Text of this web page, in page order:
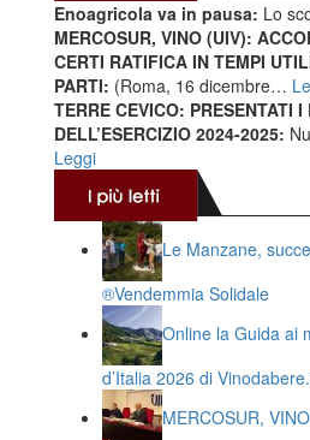
Enoagricola va in pausa: Lo
MERCOSUR, VINO (UIV):
CERTI RATIFICA IN TEMPI
PARTI: (Roma, 16 dicembre…
TERRE CEVICO: PRESENTATI I
DELL’ESERCIZIO 2024-2025:
Leggi
Le Manzane,
®️Vendemmia Solidale
Online la Guida ai
d’Italia 2026 di
MERCOSUR,